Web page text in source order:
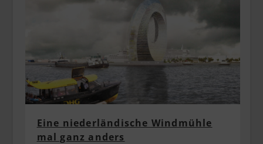
Eine niederländische Windmühle
mal ganz anders